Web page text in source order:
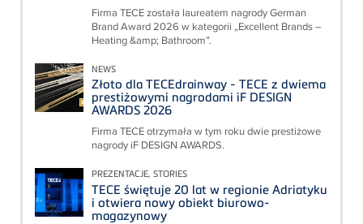
Firma TECE została laureatem nagrody German
Brand Award 2026 w kategorii „Excellent Brands –
Heating &amp; Bathroom”.
NEWS
Złoto dla TECEdrainway - TECE z dwiema
prestiżowymi nagrodami iF DESIGN
AWARDS 2026
Firma TECE otrzymała w tym roku dwie prestiżowe
nagrody iF DESIGN AWARDS.
PREZENTACJE, STORIES
TECE świętuje 20 lat w regionie Adriatyku
i otwiera nowy obiekt biurowo-
magazynowy